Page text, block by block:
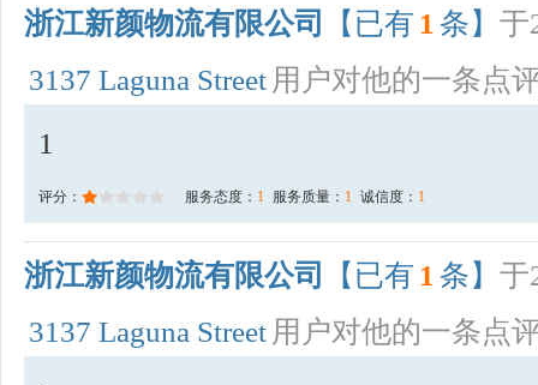
浙江新颜物流有限公司 【已有 1 条】 于
3137 Laguna Street 用户对他的一条点
1
评分： 服务态度： 1 服务质量： 1 诚信度： 1
浙江新颜物流有限公司 【已有 1 条】 于
3137 Laguna Street 用户对他的一条点